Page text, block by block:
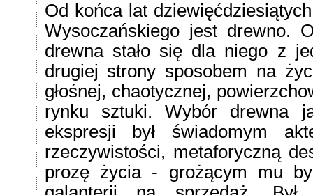
Od końca lat
Wysoczańskiego jest drewno.
drewna stało się dla niego z
drugiej strony sposobem na
głośnej, chaotycznej,
rynku sztuki. Wybór drewna
ekspresji był świadomym
rzeczywistości, metaforyczną
prozę życia - grożącym mu